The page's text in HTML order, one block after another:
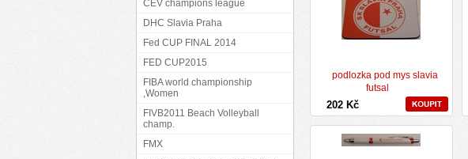
podlozka pod mys slavia
futsal
202 Kč
CEV champions league
DHC Slavia Praha
Fed CUP FINAL 2014
FED CUP2015
FIBA world championship
,Women
FIVB2011 Beach Volleyball
champ.
FMX